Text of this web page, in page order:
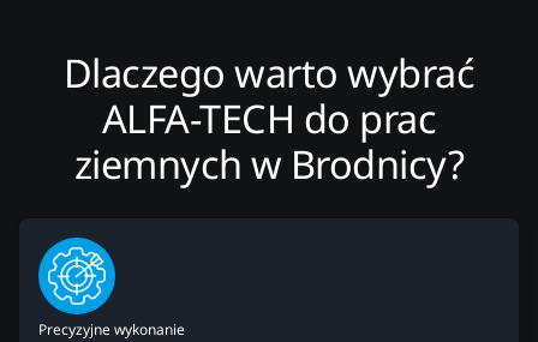
Dlaczego warto wybrać
ALFA-TECH do prac
ziemnych w Brodnicy?
Precyzyjne wykonanie